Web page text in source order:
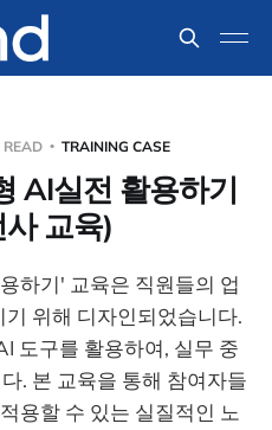
READ TRAINING CASE
AI실전 활용하기
교육)
하기' 교육은 직원들의 업
위해 디자인되었습니다.
도구를 활용하여, 실무 중
. 본 교육을 통해 참여자들
용할 수 있는 실질적인 노